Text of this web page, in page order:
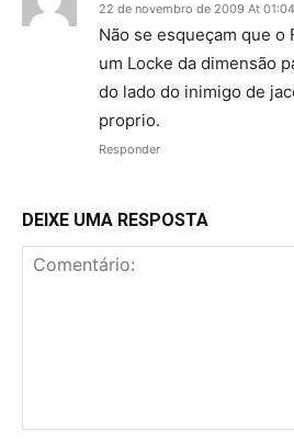
22 de novembro de 2009 At 01:04
Não se esqueçam que o
um Locke da dimensão
do lado do inimigo de
proprio.
Responder
DEIXE UMA RESPOSTA